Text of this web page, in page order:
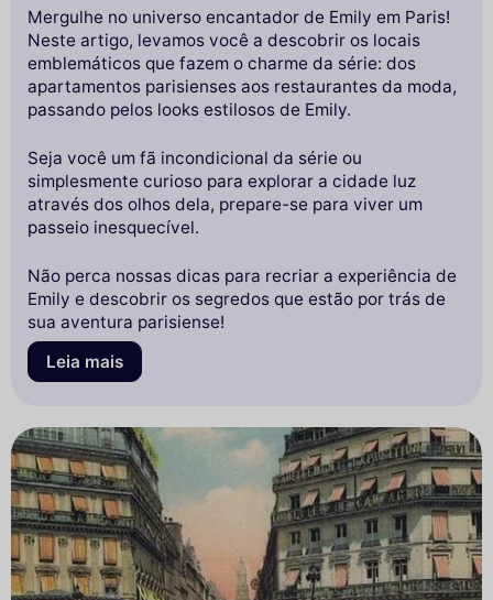
Mergulhe no universo encantador de Emily em Paris!
Neste artigo, levamos você a descobrir os locais
emblemáticos que fazem o charme da série: dos
apartamentos parisienses aos restaurantes da moda,
passando pelos looks estilosos de Emily.
Seja você um fã incondicional da série ou
simplesmente curioso para explorar a cidade luz
através dos olhos dela, prepare-se para viver um
passeio inesquecível.
Não perca nossas dicas para recriar a experiência de
Emily e descobrir os segredos que estão por trás de
sua aventura parisiense!
Leia mais